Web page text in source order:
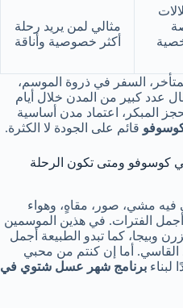
مثالي لمن يريد رحلة
أكثر خصوصية وأناقة
السفر في ذروة الموسم،
عدد كبير من المدن خلال أيام
المبكر، اعتماد مدن أساسية
قائم على الجودة لا الكثرة.
ومتى تكون الرحلة
مشي، صور، مقاهٍ، وهواء
الفترات. في هذين الموسمين
وبيجا، كما تبدو الطبيعة أجمل
أما إن كنتم من محبي
لبناء برنامج شهر عسل شتوي في